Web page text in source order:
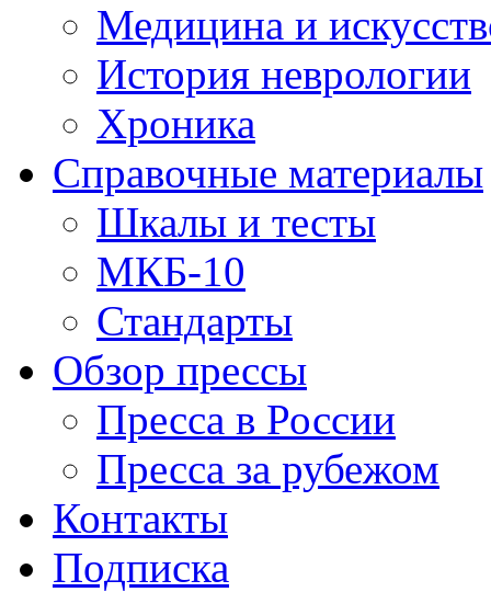
Медицина и
История неврологии
Хроника
Справочные материалы
Шкалы и тесты
МКБ-10
Стандарты
Обзор прессы
Пресса в России
Пресса за рубежом
Контакты
Подписка